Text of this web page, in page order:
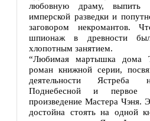
любовную драму, выпить
имперской разведки и
заговором некромантов.
шпионаж в древности
хлопотным занятием.
“Любимая мартышка дома
роман книжной серии,
деятельности Ястреба
Поднебесной и первое
произведение Мастера Чэня.
достойна стоять на одной